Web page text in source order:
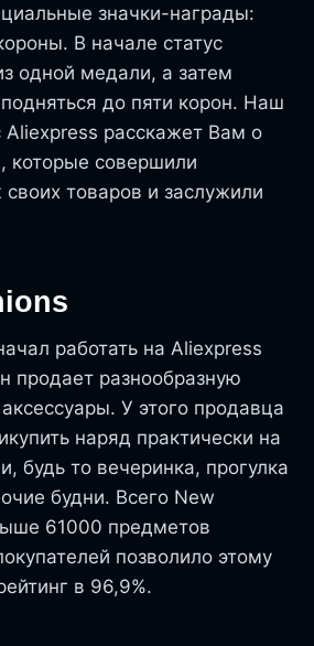
значки-награды:
В начале статус
одной медали, а затем
до пяти корон. Наш
Aliexpress расскажет Вам о
которые совершили
товаров и заслужили
работать на Aliexpress
продает разнообразную
У этого продавца
наряд практически на
будь то вечеринка, прогулка
будни. Всего New
61000 предметов
позволило этому
в 96,9%.